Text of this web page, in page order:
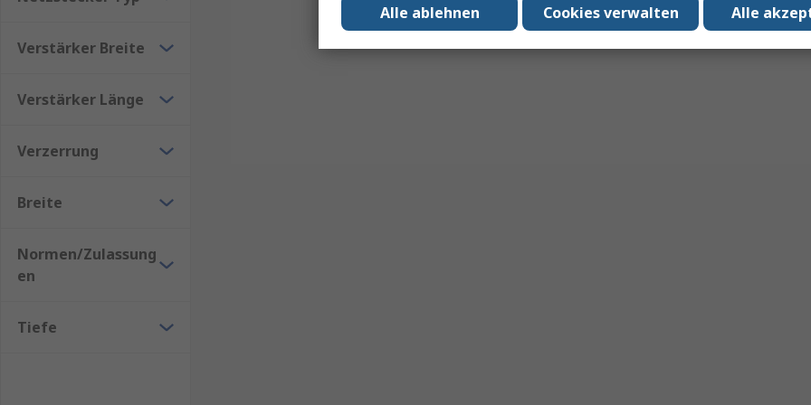
die Hörqualität, sondern auch die Lebensqualität von Menschen mit Hörgeräten.
Induktionsschleifen für Zuhause – ideal für Fernseher oder Telefon
Professionelle Lösungen – für Kirchen, Konferenzräume und Veranstaltungsorte
Verstärker Breite
Verstärker Länge
Verzerrung
Breite
Normen/Zulassung
en
Tiefe
Alle
Cookies verwalten
Alle ablehnen